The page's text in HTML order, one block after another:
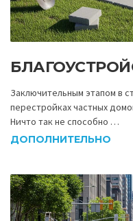
Заключительным этапом в
перестройках частных
Ничто так не способно …
ДОПОЛНИТЕЛЬНО